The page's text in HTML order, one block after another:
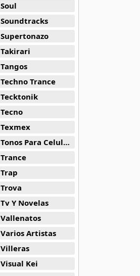
Soul
Soundtracks
Supertonazo
Takirari
Tangos
Techno Trance
Tecktonik
Tecno
Texmex
Tonos Para Celulares
Trance
Trap
Trova
Tv Y Novelas
Vallenatos
Varios Artistas
Villeras
Visual Kei